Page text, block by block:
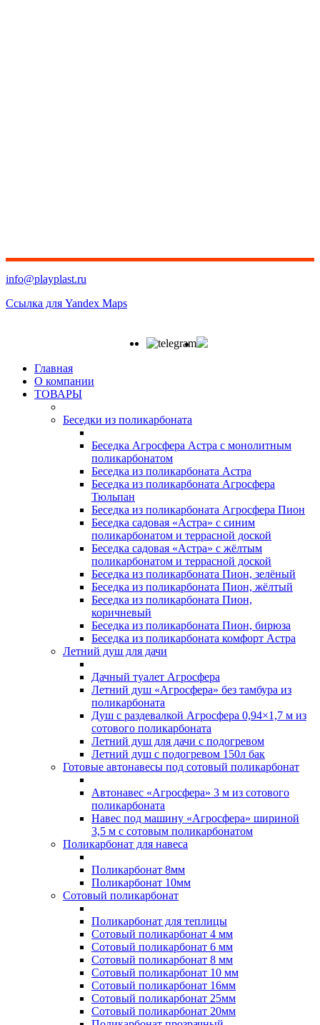
info@playplast.ru
Ссылка для Yandex Maps
Главная
О компании
ТОВАРЫ
Беседки из поликарбоната
Беседка Агросфера Астра с монолитным
поликарбонатом
Беседка из поликарбоната Астра
Беседка из поликарбоната Агросфера
Тюльпан
Беседка из поликарбоната Агросфера Пион
Беседка садовая «Астра» с синим
поликарбонатом и террасной доской
Беседка садовая «Астра» с жёлтым
поликарбонатом и террасной доской
Беседка из поликарбоната Пион, зелёный
Беседка из поликарбоната Пион, жёлтый
Беседка из поликарбоната Пион,
коричневый
Беседка из поликарбоната Пион, бирюза
Беседка из поликарбоната комфорт Астра
Летний душ для дачи
Дачный туалет Агросфера
Летний душ «Агросфера» без тамбура из
поликарбоната
Душ с раздевалкой Агросфера 0,94×1,7 м из
сотового поликарбоната
Летний душ для дачи с подогревом
Летний душ с подогревом 150л бак
Готовые автонавесы под сотовый поликарбонат
Автонавес «Агросфера» 3 м из сотового
поликарбоната
Навес под машину «Агросфера» шириной
3,5 м с сотовым поликарбонатом
Поликарбонат для навеса
Поликарбонат 8мм
Поликарбонат 10мм
Сотовый поликарбонат
Поликарбонат для теплицы
Сотовый поликарбонат 4 мм
Сотовый поликарбонат 6 мм
Сотовый поликарбонат 8 мм
Сотовый поликарбонат 10 мм
Сотовый поликарбонат 16мм
Сотовый поликарбонат 25мм
Сотовый поликарбонат 20мм